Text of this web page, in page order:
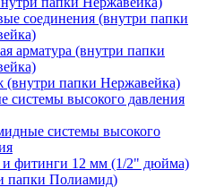
соединения (внутри папки
арматура (внутри папки
(внутри папки Нержавейка)
системы высокого давления
системы высокого
и фитинги 12 мм (1/2" дюйма)
папки Полиамид)